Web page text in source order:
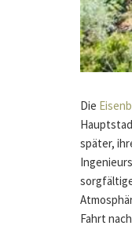
Die
später,
Fahrt nach